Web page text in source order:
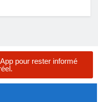
pour rester informé